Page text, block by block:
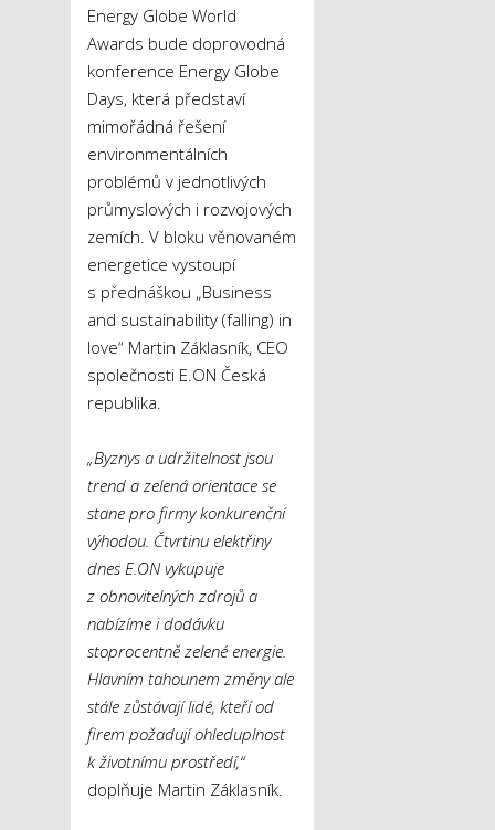
Energy Globe World
Awards bude doprovodná
konference Energy Globe
Days, která představí
mimořádná řešení
environmentálních
problémů v jednotlivých
průmyslových i rozvojových
zemích. V bloku věnovaném
energetice vystoupí
s přednáškou „Business
and sustainability (falling) in
love“ Martin Záklasník, CEO
společnosti E.ON Česká
republika.
„Byznys a udržitelnost jsou
trend a zelená orientace se
stane pro firmy konkurenční
výhodou. Čtvrtinu elektřiny
dnes E.ON vykupuje
z obnovitelných zdrojů a
nabízíme i dodávku
stoprocentně zelené energie.
Hlavním tahounem změny ale
stále zůstávají lidé, kteří od
firem požadují ohleduplnost
k životnímu prostředí,“
doplňuje Martin Záklasník.